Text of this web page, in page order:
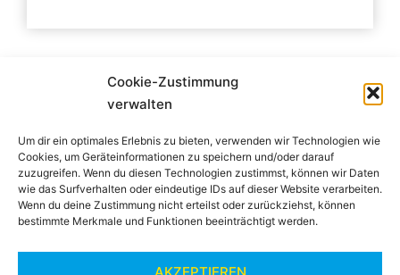
Cookie-Zustimmung
verwalten
Um dir ein optimales Erlebnis zu bieten, verwenden wir Technologien wie
Cookies, um Geräteinformationen zu speichern und/oder darauf
zuzugreifen. Wenn du diesen Technologien zustimmst, können wir Daten
wie das Surfverhalten oder eindeutige IDs auf dieser Website verarbeiten.
Wenn du deine Zustimmung nicht erteilst oder zurückziehst, können
bestimmte Merkmale und Funktionen beeinträchtigt werden.
AKZEPTIEREN
Impressum
Datenschutzerklärung